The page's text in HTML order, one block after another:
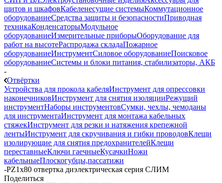
щитов и шкафовКабеленесущие системыКоммутационное
оборудованиеСредства защиты и безопасностиПриводная
техникаКонденсаторыМодульное
оборудованиеИзмерительные приборыОборудование для
работ на высотеРаспродажа складаПожарное
оборудованиеИнструментСиловое оборудованиеПоисковое
оборудованиеСистемы и блоки питания, стабилизаторы, АКБ
-
Отвёртки
Устройства для прокола кабеляИнструмент для опрессовки
наконечниковИнструмент для снятия изоляцииРежущий
инструментНаборы инструментовСумки, чехлы, чемоданы
для инструментаИнструмент для монтажа кабельных
стяжекИнструмент для резки и натяжения крепежной
лентыИнструмент для скручивания и гибки проводовКлещи
изолирующие для снятия предохранителейКлещи
переставныеКлючи гаечныеКусачкиНожи
кабельныеПлоскогубцы,пассатижи
-PZ1x80 отвертка диэлектрическая серия СЛИМ
Поделиться